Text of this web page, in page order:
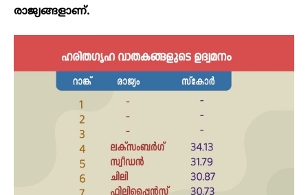
രാജ്യങ്ങളാണ്.